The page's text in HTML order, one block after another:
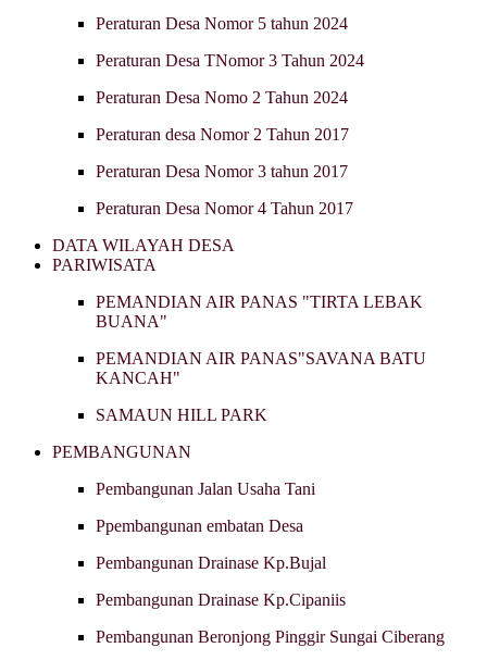
Peraturan Desa Nomor 5 tahun 2024
Peraturan Desa TNomor 3 Tahun 2024
Peraturan Desa Nomo 2 Tahun 2024
Peraturan desa Nomor 2 Tahun 2017
Peraturan Desa Nomor 3 tahun 2017
Peraturan Desa Nomor 4 Tahun 2017
DATA WILAYAH DESA
PARIWISATA
PEMANDIAN AIR PANAS "TIRTA LEBAK
BUANA"
PEMANDIAN AIR PANAS"SAVANA BATU
KANCAH"
SAMAUN HILL PARK
PEMBANGUNAN
Pembangunan Jalan Usaha Tani
Ppembangunan embatan Desa
Pembangunan Drainase Kp.Bujal
Pembangunan Drainase Kp.Cipaniis
Pembangunan Beronjong Pinggir Sungai Ciberang